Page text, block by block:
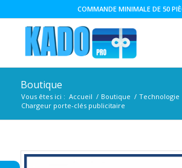
COMMANDE MINIMALE DE 50
Boutique
Vous êtes ici : Accueil / Boutique / Technologie
Chargeur porte-clés publicitaire